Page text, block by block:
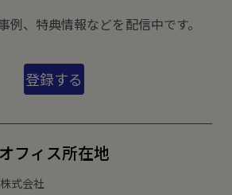
例、特典情報などを配信中です。
登録する
オフィス所在地
式会社